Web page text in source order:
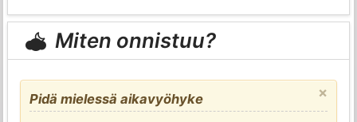
Miten onnistuu?
×
Pidä mielessä aikavyöhyke